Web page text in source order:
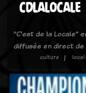
CDLALOCALE
"C'est de la Locale"
diffusée en direct de
culture local